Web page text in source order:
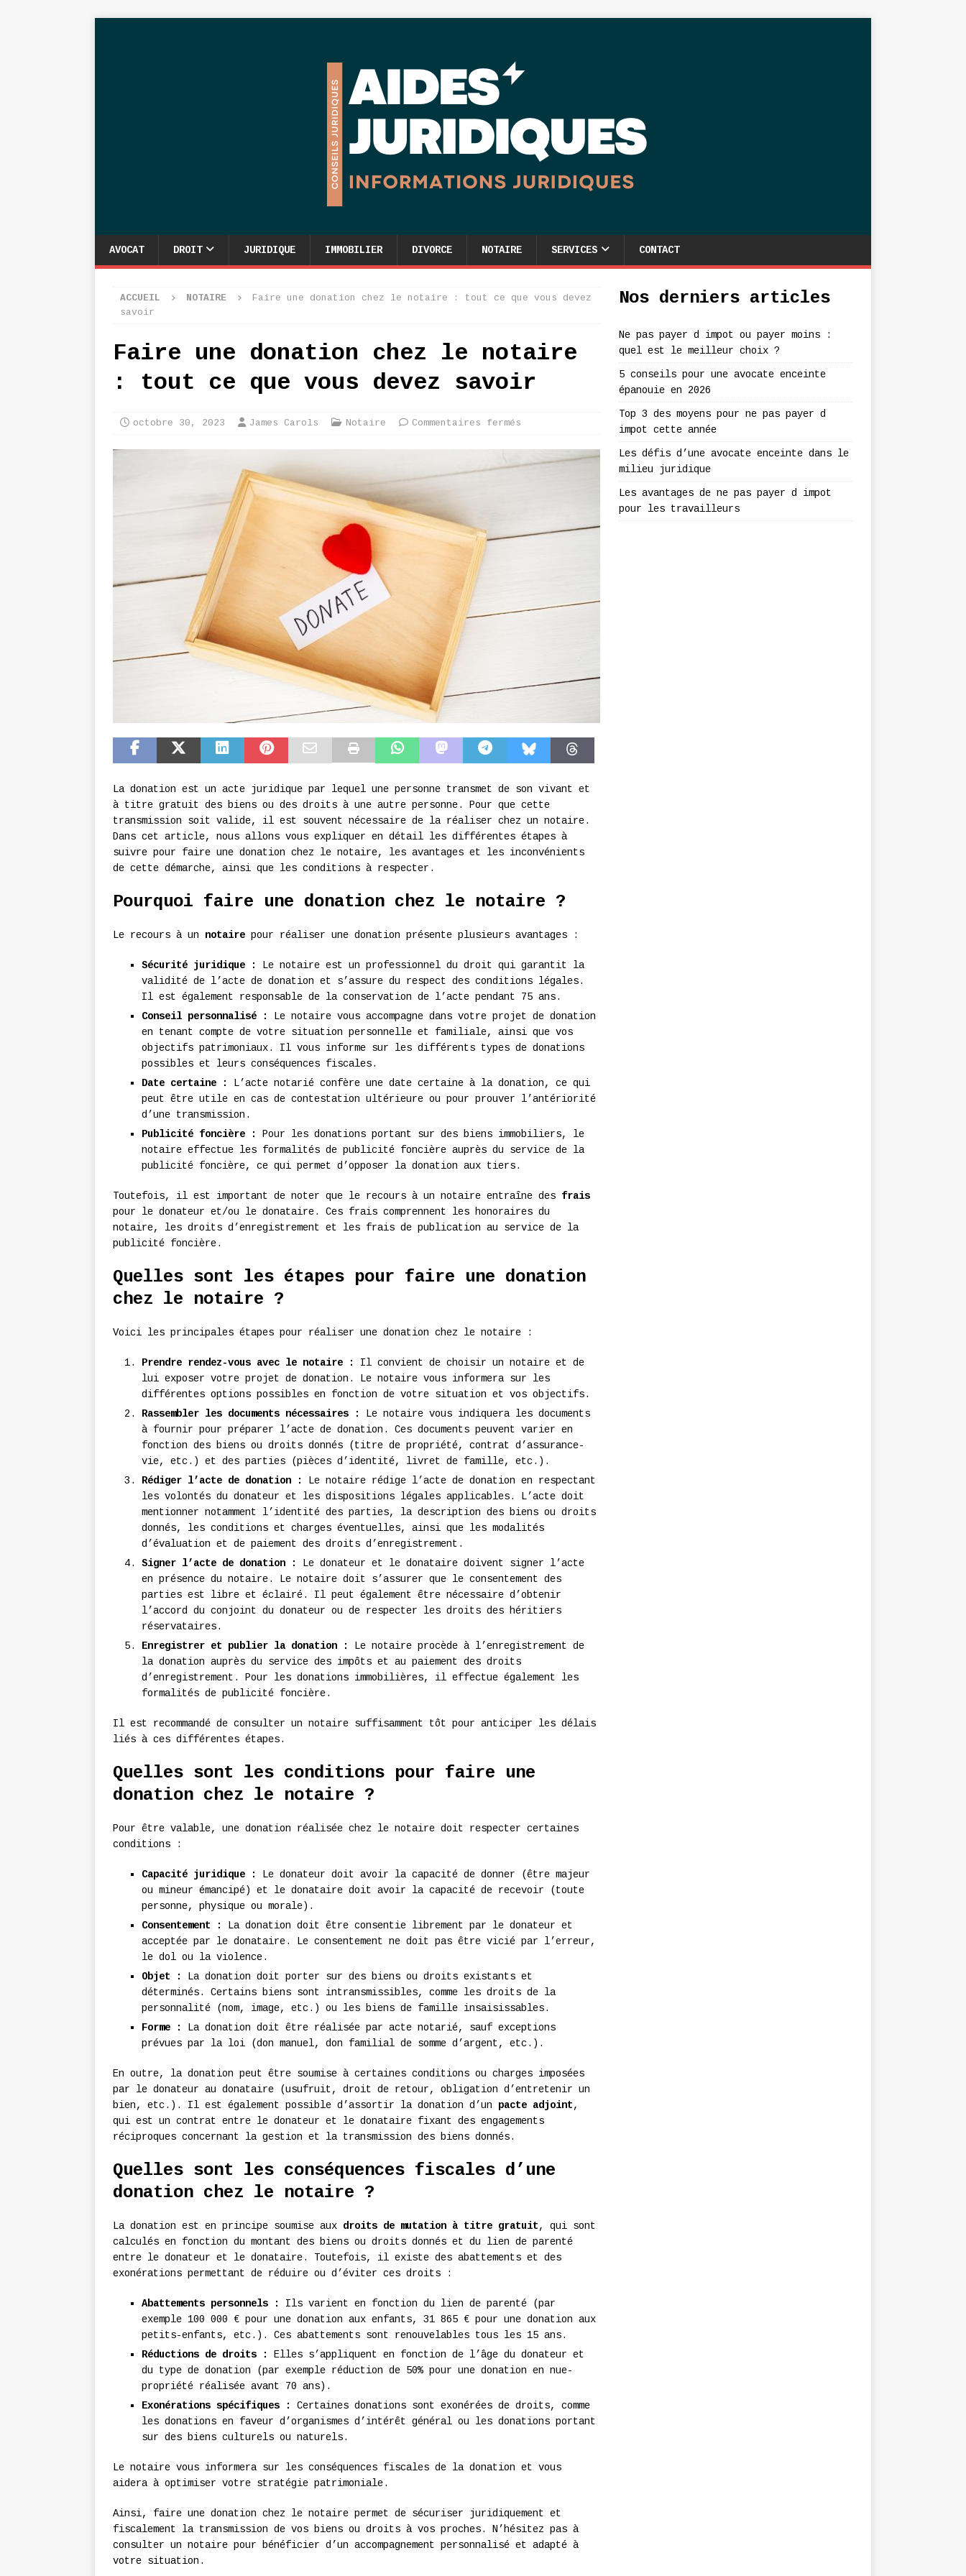
AVOCAT DROIT JURIDIQUE IMMOBILIER DIVORCE NOTAIRE SERVICES CONTACT
ACCUEIL NOTAIRE
Faire une donation chez le notaire : tout ce que vous devez
savoir
Faire une donation chez le notaire
: tout ce que vous devez savoir
octobre 30, 2023 James Carols Notaire Commentaires fermés
La donation est un acte juridique par lequel une personne transmet de son vivant et
à titre gratuit des biens ou des droits à une autre personne. Pour que cette
transmission soit valide, il est souvent nécessaire de la réaliser chez un notaire.
Dans cet article, nous allons vous expliquer en détail les différentes étapes à
suivre pour faire une donation chez le notaire, les avantages et les inconvénients
de cette démarche, ainsi que les conditions à respecter.
Pourquoi faire une donation chez le notaire ?
Le recours à un notaire pour réaliser une donation présente plusieurs avantages :
Sécurité juridique :
Le notaire est un professionnel du droit qui garantit la
validité de l’acte de donation et s’assure du respect des conditions légales.
Il est également responsable de la conservation de l’acte pendant 75 ans.
Conseil personnalisé :
Le notaire vous accompagne dans votre projet de donation
en tenant compte de votre situation personnelle et familiale, ainsi que vos
objectifs patrimoniaux. Il vous informe sur les différents types de donations
possibles et leurs conséquences fiscales.
Date certaine :
L’acte notarié confère une date certaine à la donation, ce qui
peut être utile en cas de contestation ultérieure ou pour prouver l’antériorité
d’une transmission.
Publicité foncière :
Pour les donations portant sur des biens immobiliers, le
notaire effectue les formalités de publicité foncière auprès du service de la
publicité foncière, ce qui permet d’opposer la donation aux tiers.
Toutefois, il est important de noter que le recours à un notaire entraîne des frais
pour le donateur et/ou le donataire. Ces frais comprennent les honoraires du
notaire, les droits d’enregistrement et les frais de publication au service de la
publicité foncière.
Quelles sont les étapes pour faire une donation
chez le notaire ?
Voici les principales étapes pour réaliser une donation chez le notaire :
Prendre rendez-vous avec le notaire :
Il convient de choisir un notaire et de
lui exposer votre projet de donation. Le notaire vous informera sur les
différentes options possibles en fonction de votre situation et vos objectifs.
Rassembler les documents nécessaires :
Le notaire vous indiquera les documents
à fournir pour préparer l’acte de donation. Ces documents peuvent varier en
fonction des biens ou droits donnés (titre de propriété, contrat d’assurance-
vie, etc.) et des parties (pièces d’identité, livret de famille, etc.).
Rédiger l’acte de donation :
Le notaire rédige l’acte de donation en respectant
les volontés du donateur et les dispositions légales applicables. L’acte doit
mentionner notamment l’identité des parties, la description des biens ou droits
donnés, les conditions et charges éventuelles, ainsi que les modalités
d’évaluation et de paiement des droits d’enregistrement.
Signer l’acte de donation :
Le donateur et le donataire doivent signer l’acte
en présence du notaire. Le notaire doit s’assurer que le consentement des
parties est libre et éclairé. Il peut également être nécessaire d’obtenir
l’accord du conjoint du donateur ou de respecter les droits des héritiers
réservataires.
Enregistrer et publier la donation :
Le notaire procède à l’enregistrement de
la donation auprès du service des impôts et au paiement des droits
d’enregistrement. Pour les donations immobilières, il effectue également les
formalités de publicité foncière.
Il est recommandé de consulter un notaire suffisamment tôt pour anticiper les délais
liés à ces différentes étapes.
Quelles sont les conditions pour faire une
donation chez le notaire ?
Pour être valable, une donation réalisée chez le notaire doit respecter certaines
conditions :
Capacité juridique :
Le donateur doit avoir la capacité de donner (être majeur
ou mineur émancipé) et le donataire doit avoir la capacité de recevoir (toute
personne, physique ou morale).
Consentement :
La donation doit être consentie librement par le donateur et
acceptée par le donataire. Le consentement ne doit pas être vicié par l’erreur,
le dol ou la violence.
Objet :
La donation doit porter sur des biens ou droits existants et
déterminés. Certains biens sont intransmissibles, comme les droits de la
personnalité (nom, image, etc.) ou les biens de famille insaisissables.
Forme :
La donation doit être réalisée par acte notarié, sauf exceptions
prévues par la loi (don manuel, don familial de somme d’argent, etc.).
En outre, la donation peut être soumise à certaines conditions ou charges imposées
par le donateur au donataire (usufruit, droit de retour, obligation d’entretenir un
bien, etc.). Il est également possible d’assortir la donation d’un pacte adjoint,
qui est un contrat entre le donateur et le donataire fixant des engagements
réciproques concernant la gestion et la transmission des biens donnés.
Quelles sont les conséquences fiscales d’une
donation chez le notaire ?
La donation est en principe soumise aux droits de mutation à titre gratuit, qui sont
calculés en fonction du montant des biens ou droits donnés et du lien de parenté
entre le donateur et le donataire. Toutefois, il existe des abattements et des
exonérations permettant de réduire ou d’éviter ces droits :
Abattements personnels :
Ils varient en fonction du lien de parenté (par
exemple 100 000 € pour une donation aux enfants, 31 865 € pour une donation aux
petits-enfants, etc.). Ces abattements sont renouvelables tous les 15 ans.
Réductions de droits :
Elles s’appliquent en fonction de l’âge du donateur et
du type de donation (par exemple réduction de 50% pour une donation en nue-
propriété réalisée avant 70 ans).
Exonérations spécifiques :
Certaines donations sont exonérées de droits, comme
les donations en faveur d’organismes d’intérêt général ou les donations portant
sur des biens culturels ou naturels.
Le notaire vous informera sur les conséquences fiscales de la donation et vous
aidera à optimiser votre stratégie patrimoniale.
Ainsi, faire une donation chez le notaire permet de sécuriser juridiquement et
fiscalement la transmission de vos biens ou droits à vos proches. N’hésitez pas à
consulter un notaire pour bénéficier d’un accompagnement personnalisé et adapté à
votre situation.
Nos derniers articles
Ne pas payer d impot ou payer moins :
quel est le meilleur choix ?
5 conseils pour une avocate enceinte
épanouie en 2026
Top 3 des moyens pour ne pas payer d
impot cette année
Les défis d’une avocate enceinte dans le
milieu juridique
Les avantages de ne pas payer d impot
pour les travailleurs